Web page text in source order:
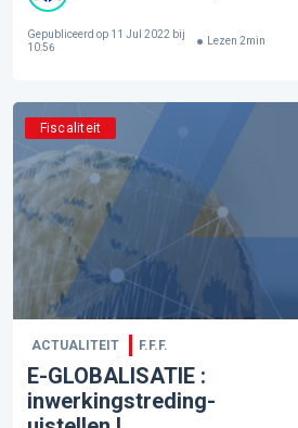
Gepubliceerd op 11 Jul 2022 bij
10:56
Lezen 2min
Fiscaliteit
ACTUALITEIT F.F.F.
E-GLOBALISATIE :
inwerkingstreding-